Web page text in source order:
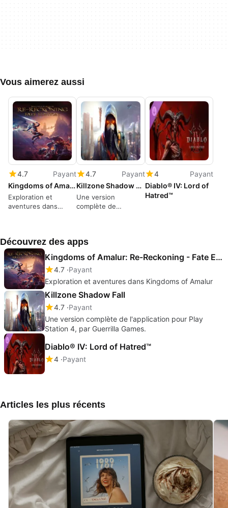
Vous aimerez aussi
4.7
Payant
Kingdoms of Amalur: Re-Reckoning - Fate Edition
Exploration et
aventures dans
4.7
Payant
Killzone Shadow Fall
Une version
complète de
4
Payant
Diablo® IV: Lord of
Hatred™
Découvrez des apps
Kingdoms of Amalur: Re-Reckoning - Fate Edition
4.7 Payant
Exploration et aventures dans Kingdoms of Amalur
Killzone Shadow Fall
4.7 Payant
Une version complète de l'application pour Play
Station 4, par Guerrilla Games.
Diablo® IV: Lord of Hatred™
4 Payant
Articles les plus récents